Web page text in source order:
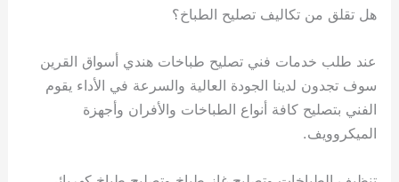
هل تقلق من تكاليف تصليح الطباخ؟
عند طلب خدمات فني تصليح طباخات هندي أسواق القرين
سوف تجدون لدينا الجودة العالية والسرعة في الأداء يقوم
الفني بتصليح كافة أنواع الطباخات والأفران وأجهزة
الميكروويف.